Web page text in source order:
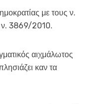
με τους ν.
ν. 3869/2010.
αιχμάλωτος
καν τα